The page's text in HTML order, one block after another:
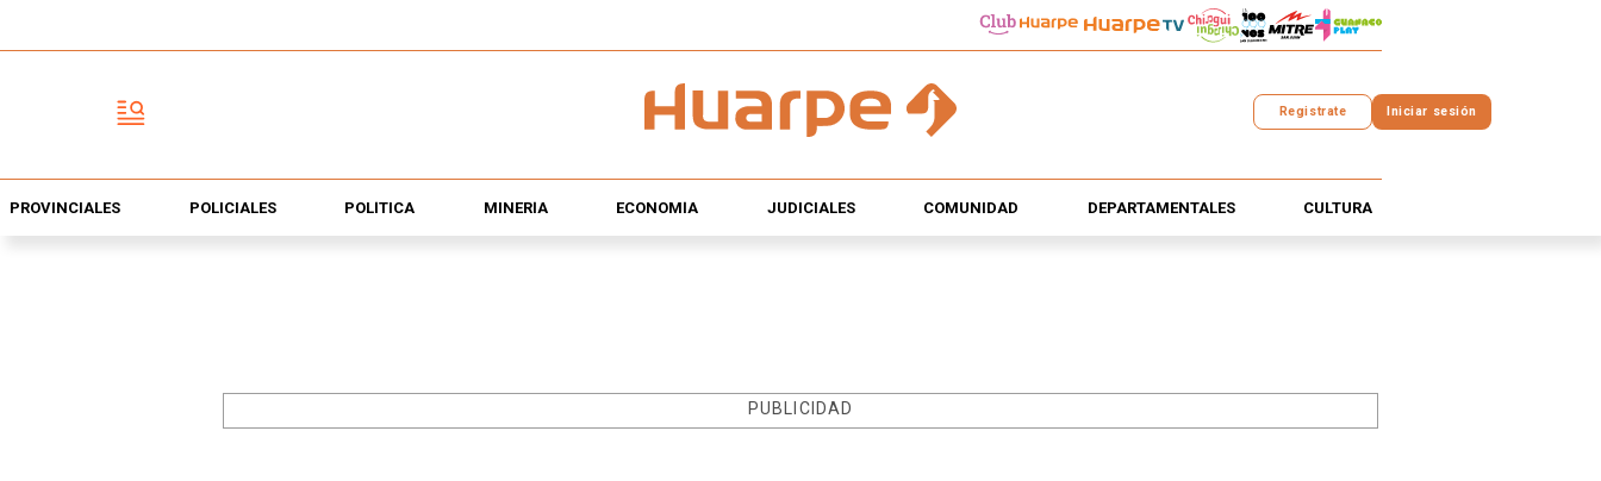
Registrate Iniciar sesión
PROVINCIALES POLICIALES POLÍTICA MINERÍA ECONOMÍA JUDICIALES COMUNIDAD DEPARTAMENTALES CULTURA
PUBLICIDAD